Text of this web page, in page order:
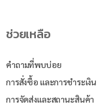
ช่วยเหลือ
คำถามที่พบบ่อย
การสั่งซื้อ และการชำระเงิน
การจัดส่งและสถานะสินค้า